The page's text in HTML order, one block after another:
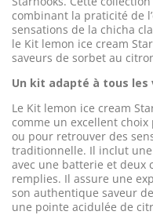
combinant la praticité de
sensations de la chicha
le Kit lemon ice cream
saveurs de sorbet au
Un kit adapté à tous les
Le Kit lemon ice cream
comme un excellent
ou pour retrouver des
traditionnelle. Il inclut
avec une batterie et deux
remplies. Il assure une
son authentique saveur
une pointe acidulée de